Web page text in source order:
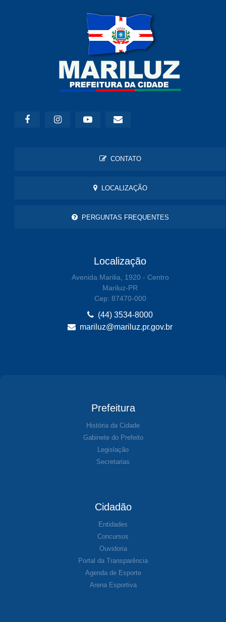
CONTATO
LOCALIZAÇÃO
PERGUNTAS FREQUENTES
Localização
Avenida Marilia, 1920 - Centro
Mariluz-PR
Cep: 87470-000
(44) 3534-8000
mariluz@mariluz.pr.gov.br
Prefeitura
História da Cidade
Gabinete do Prefeito
Legislação
Secretarias
Cidadão
Entidades
Concursos
Ouvidoria
Portal da Transparência
Agenda de Esporte
Arena Esportiva